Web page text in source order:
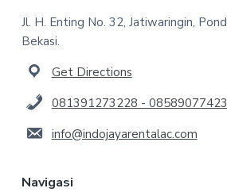
Jl. H. Enting No. 32, Jatiwaringin,
Bekasi.
Get Directions
081391273228 -
info@indojayarentalac.com
Navigasi